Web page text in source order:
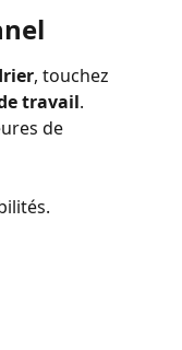
, touchez
travail.
de